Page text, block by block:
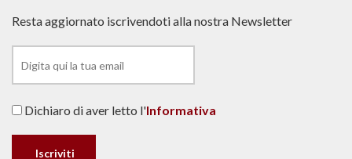
Resta aggiornato iscrivendoti alla nostra Newsletter
Dichiaro di aver letto l'Informativa